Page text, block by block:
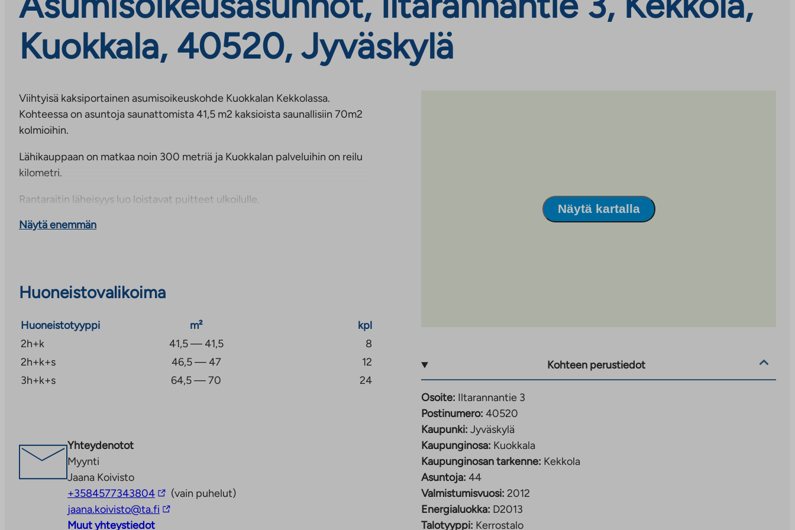
Kuokkala, 40520, Jyväskylä
Viihtyisä kaksiportainen asumisoikeuskohde Kuokkalan Kekkolassa.
Kohteessa on asuntoja saunattomista 41,5 m2 kaksioista saunallisiin 70m2
kolmioihin.
Lähikauppaan on matkaa noin 300 metriä ja Kuokkalan palveluihin on reilu
kilometri.
Rantaraitin läheisyys luo loistavat puitteet ulkoilulle.
Kohteessa on kiinteistölaajakaista, jonka perusnopeus 50M kuuluu
Kosteiden tilojen sähköinen lattialämmitys menee huoneiston sähköstä.
Näytä enemmän
Huoneistovalikoima
Huoneistotyyppi m²
kpl
2h+k
41,5 — 41,5
8
2h+k+s
46,5 — 47
12
3h+k+s
64,5 — 70 24
Yhteydenotot
Myynti
Jaana Koivisto
+3584577343804Linkki
vie
ulkopuoliseen
(vain puhelut)
jaana.koivisto@ta.fi Linkki
Muut yhteystiedot
Näytä kartalla
Kohteen perustiedot
Osoite: Iltarannantie 3
Postinumero: 40520
Kaupunki: Jyväskylä
Kaupunginosa: Kuokkala
Kaupunginosan tarkenne: Kekkola
Asuntoja: 44
Valmistumisvuosi: 2012
Energialuokka: D2013
Talotyyppi: Kerrostalo